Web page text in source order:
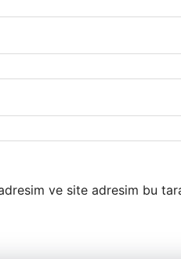
ve site adresim bu